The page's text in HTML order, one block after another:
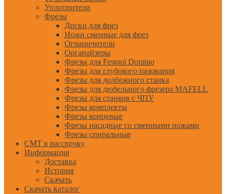
Уплотнители
Фрезы
Диски для фрез
Ножи сменные для фрез
Ограничители
Органайзеры
Фрезы для Festool Domino
Фрезы для глубокого пазования
Фрезы для долбежного станка
Фрезы для дюбельного фрезера MAFELL
Фрезы для станков с ЧПУ
Фрезы комплекты
Фрезы концевые
Фрезы насадные со сменными ножами
Фрезы спиральные
CMT в рассрочку
Информация
Доставка
История
Скачать
Скачать каталог